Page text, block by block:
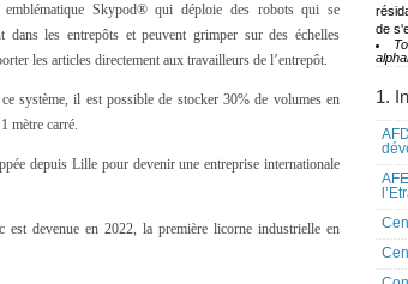
emblématique Skypod®️ qui déploie des robots qui se
dans les entrepôts et peuvent grimper sur des échelles
les articles directement aux travailleurs de l’entrepôt.
système, il est possible de stocker 30% de volumes en
mètre carré.
depuis Lille pour devenir une entreprise internationale
devenue en 2022, la première licorne industrielle en
de
1.